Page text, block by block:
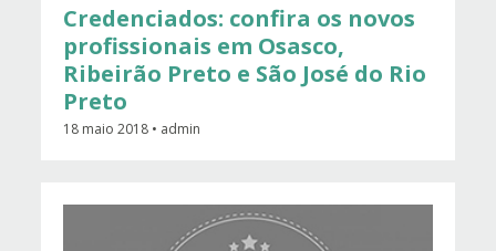
Credenciados: confira os novos
profissionais em Osasco,
Ribeirão Preto e São José do Rio
Preto
18 maio 2018 • admin